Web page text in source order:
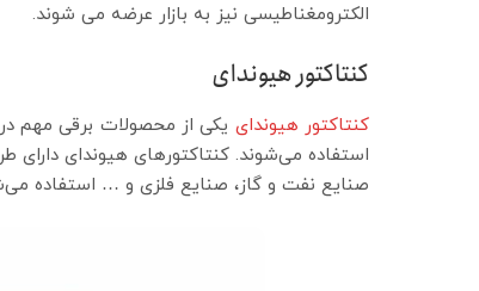
الکترومغناطیسی نیز به بازار عرضه می شوند.
کنتاکتور هیوندای
کنتاکتور هیوندای یکی از محصولات برقی مهم
استفاده می‌شوند. کنتاکتورهای هیوندای دارای
صنایع نفت و گاز، صنایع فلزی و … استفاده